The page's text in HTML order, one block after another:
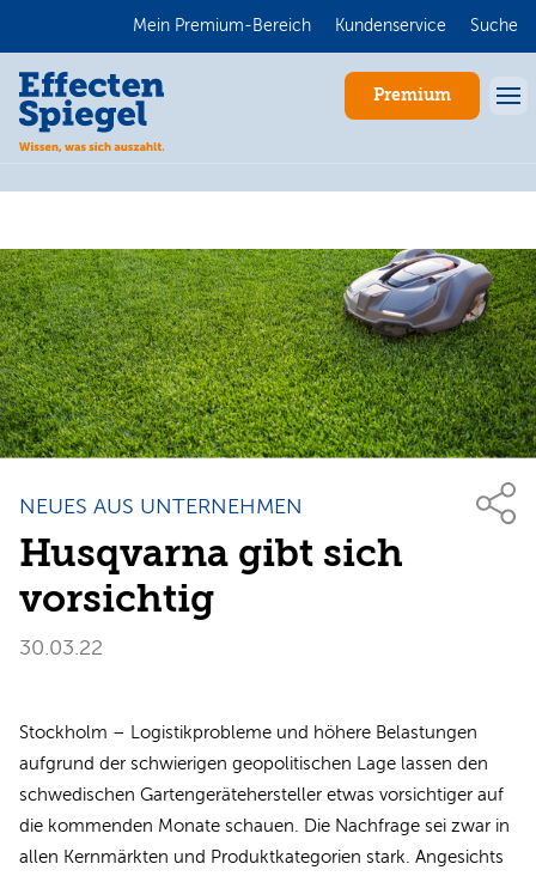
Mein Premium-Bereich Kundenservice Suche
Premium
NEUES AUS UNTERNEHMEN
Husqvarna gibt sich
vorsichtig
30.03.22
Stockholm – Logistikprobleme und höhere Belastungen
aufgrund der schwierigen geopolitischen Lage lassen den
schwedischen Gartengerätehersteller etwas vorsichtiger auf
die kommenden Monate schauen. Die Nachfrage sei zwar in
allen Kernmärkten und Produktkategorien stark. Angesichts
Anmelden